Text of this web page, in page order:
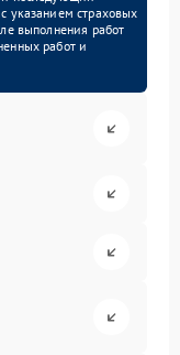
указанием страховых
выполнения работ
работ и